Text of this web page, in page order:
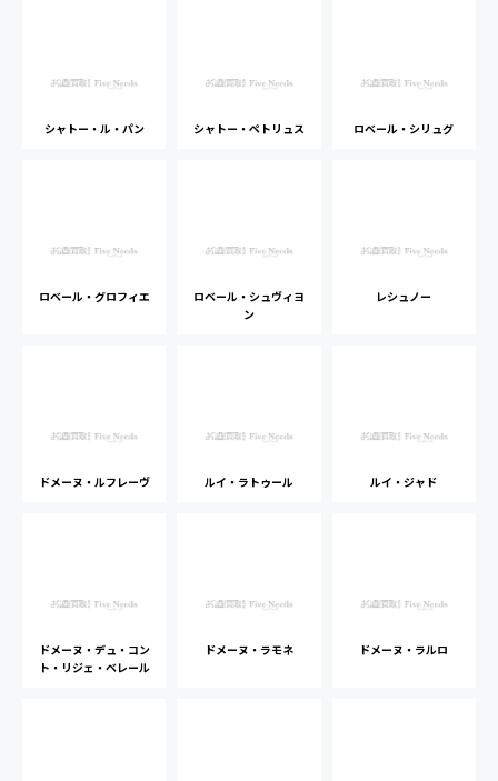
シャトー・ル・パン シャトー・ペトリュス ロベール・シリュグ
ロベール・グロフィエ
ロベール・シュヴィヨ
ン
レシュノー
ドメーヌ・ルフレーヴ ルイ・ラトゥール ルイ・ジャド
ドメーヌ・デュ・コン
ト・リジェ・ベレール
ドメーヌ・ラモネ ドメーヌ・ラルロ